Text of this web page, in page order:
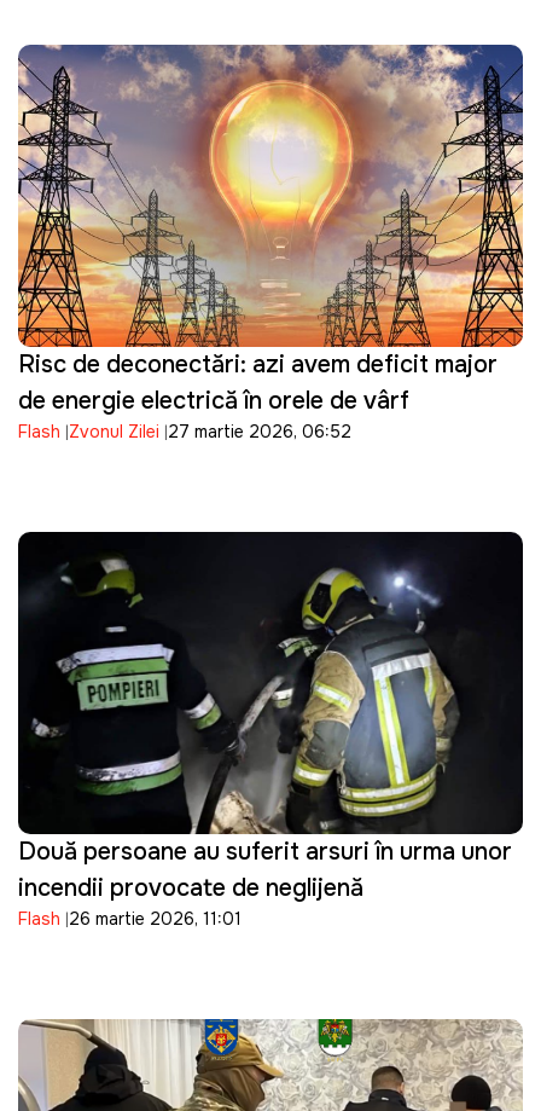
Risc de deconectări: azi avem deficit major
de energie electrică în orele de vârf
Flash Zvonul Zilei 27 martie 2026, 06:52
Două persoane au suferit arsuri în urma unor
incendii provocate de neglijență
Flash 26 martie 2026, 11:01